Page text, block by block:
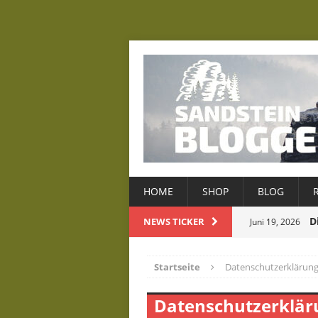
HOME SHOP BLOG
NEWS TICKER Juni 19, 2026
Dezember 22,
Startseite Datenschutzerklärung